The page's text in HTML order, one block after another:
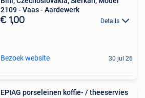
2109 - Vaas - Aardewerk
€ 1,00 Details
Bezoek website 30 jul 26
EPIAG porseleinen koffie- / theeservies